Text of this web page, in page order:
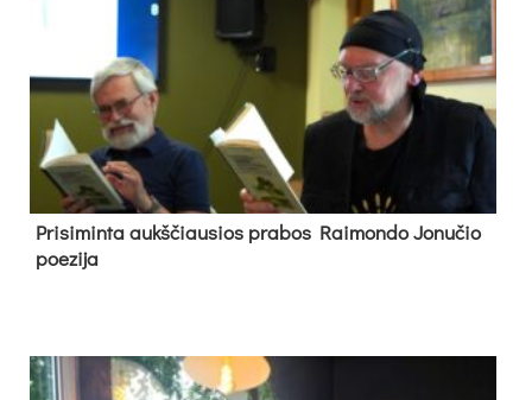
Pri­si­min­ta aukš­čiau­sios pra­bos Rai­mon­do Jo­nu­čio
poe­zi­ja